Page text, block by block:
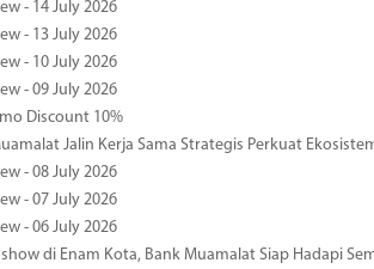
- 14 July 2026
- 13 July 2026
- 10 July 2026
- 09 July 2026
Discount 10%
Jalin Kerja Sama Strategis Perkuat
- 08 July 2026
- 07 July 2026
- 06 July 2026
di Enam Kota, Bank Muamalat Siap Hadapi